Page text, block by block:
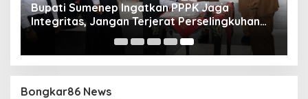
Bupati Sumenep Ingatkan PPPK Jaga
Integritas, Jangan Terjerat Perselingkuhan
dan Judi Online
Bongkar86 News